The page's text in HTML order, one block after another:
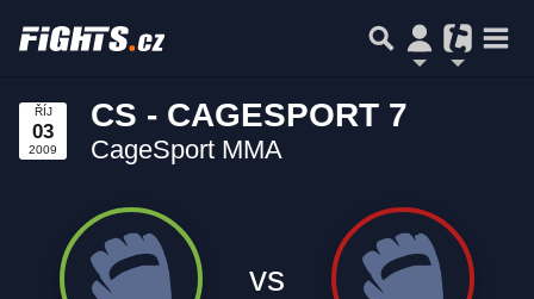
ŘÍJ
03
2009
CS - CAGESPORT 7
CageSport MMA
vs